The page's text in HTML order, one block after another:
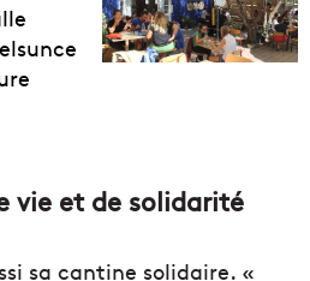
vie et de solidarité
sa cantine solidaire. «